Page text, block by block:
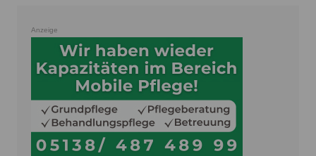
Anzeige